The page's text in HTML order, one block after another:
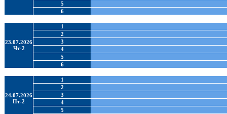
5
6
23.07.2026
Чт-2
1
2
3
4
5
6
24.07.2026
Пт-2
1
2
3
4
5